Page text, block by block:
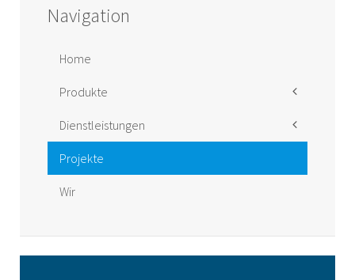
Navigation
Home
Produkte
Änderungen
Reparatur
Dienstleistungen
Entwicklung
Zulassung
Projekte
Wir